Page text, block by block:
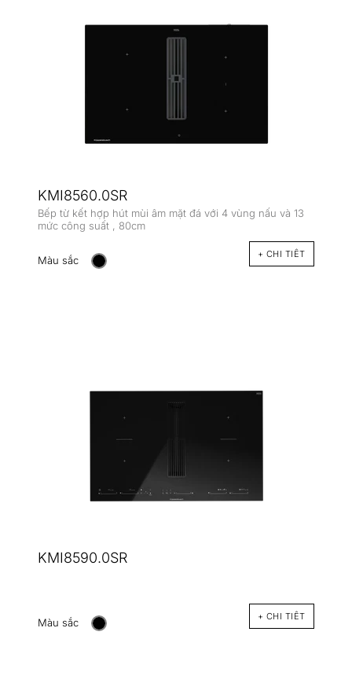
KMI8560.0SR
Bếp từ kết hợp hút mùi âm mặt đá với 4 vùng nấu và 13
mức công suất , 80cm
Màu sắc + CHI TIÊT
KMI8590.0SR
Màu sắc + CHI TIÊT